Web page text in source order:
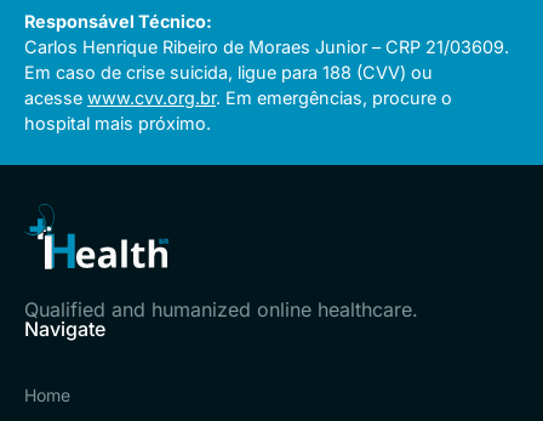
Responsável Técnico:
Carlos Henrique Ribeiro de Moraes Junior – CRP 21/03609.
Em caso de crise suicida, ligue para 188 (CVV) ou
acesse www.cvv.org.br. Em emergências, procure o
hospital mais próximo.
Qualified and humanized online healthcare.
Navigate
Home